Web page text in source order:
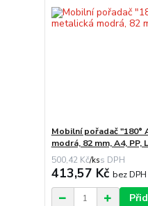
Mobilní pořadač "180°
modrá, 82 mm, A4, PP,
500,42 Kč/ks
413,57 Kč bez DPH